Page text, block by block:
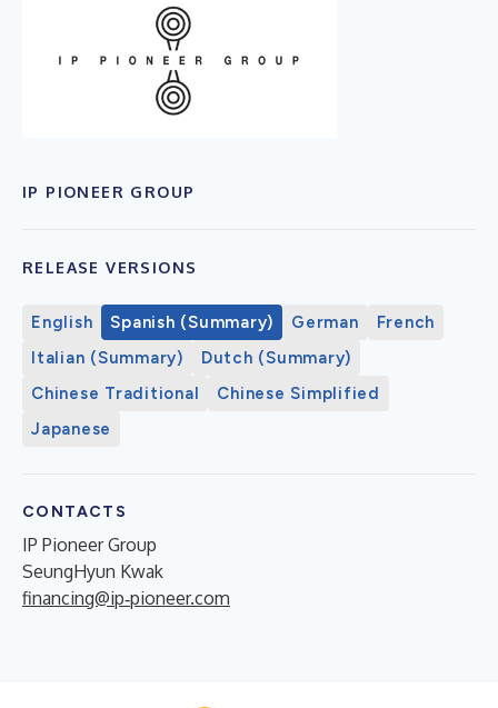
IP PIONEER GROUP
RELEASE VERSIONS
English Spanish (Summary) German
French
Italian (Summary)
Dutch (Summary)
Chinese Traditional
Chinese Simplified
Japanese
CONTACTS
IP Pioneer Group
SeungHyun Kwak
financing@ip‑pioneer.com